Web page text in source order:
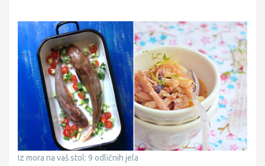
Iz mora na vaš stol: 9 odličnih jela